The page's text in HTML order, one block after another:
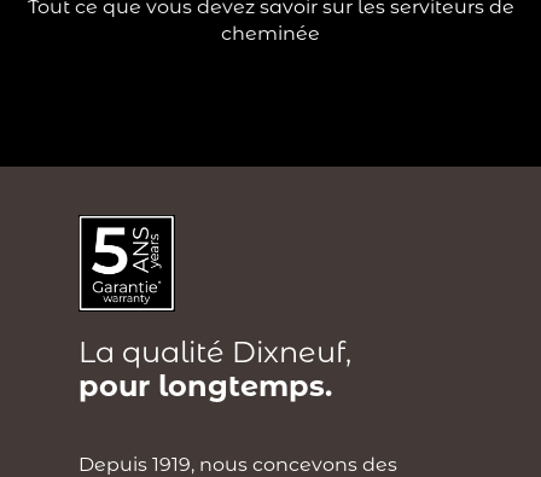
Tout ce que vous devez savoir sur les serviteurs de
cheminée
La qualité Dixneuf,
pour longtemps.
Depuis 1919, nous concevons des